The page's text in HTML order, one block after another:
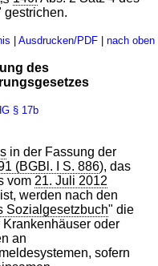
gestrichen.
| Ausdrucken/PDF| nach oben
des
§ 17b
in der Fassung der
(BGBl. I S. 886), das
vom 21. Juli 2012
werden nach den
Sozialgesetzbuch" die
oder
an
sofern